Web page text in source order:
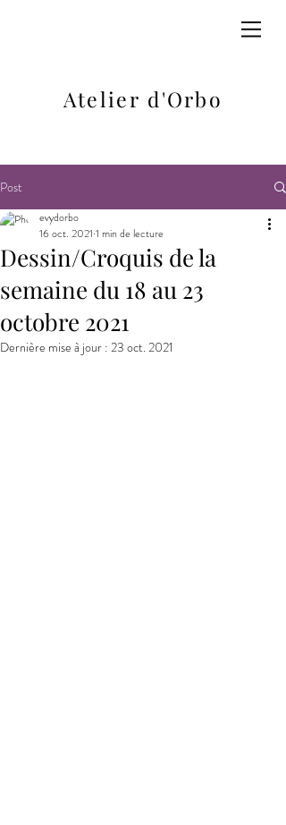
Atelier d'Orbo
Post
Dessin/Croquis de la
semaine du 18 au 23
octobre 2021
evydorbo
16 oct. 2021 1 min de lecture
Dernière mise à jour : 23 oct. 2021